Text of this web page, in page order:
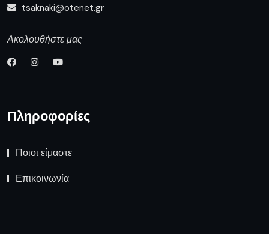
tsaknaki@otenet.gr
Ακολουθήστε μας
Πληροφορίες
Ποιοι είμαστε
Επικοινωνία